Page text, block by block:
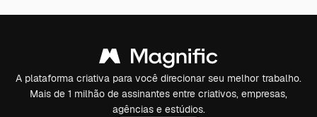
A plataforma criativa para você direcionar seu melhor trabalho.
Mais de 1 milhão de assinantes entre criativos, empresas,
agências e estúdios.